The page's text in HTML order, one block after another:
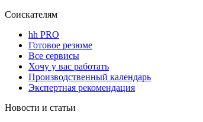
Соискателям
hh PRO
Готовое резюме
Все сервисы
Хочу у вас работать
Производственный календарь
Экспертная рекомендация
Новости и статьи